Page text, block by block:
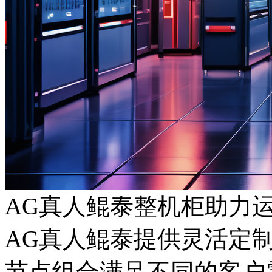
AG真人鲲泰整机柜助力
AG真人鲲泰提供灵活定